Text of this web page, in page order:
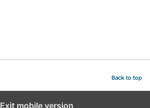
Back to top
Exit mobile version